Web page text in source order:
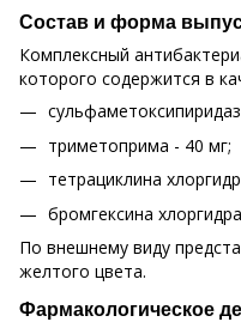
Состав и форма
Комплексный
которого содержится в
триметоприма - 40 мг;
тетрациклина
бромгексина
По внешнему виду
желтого цвета.
Фармакологическое